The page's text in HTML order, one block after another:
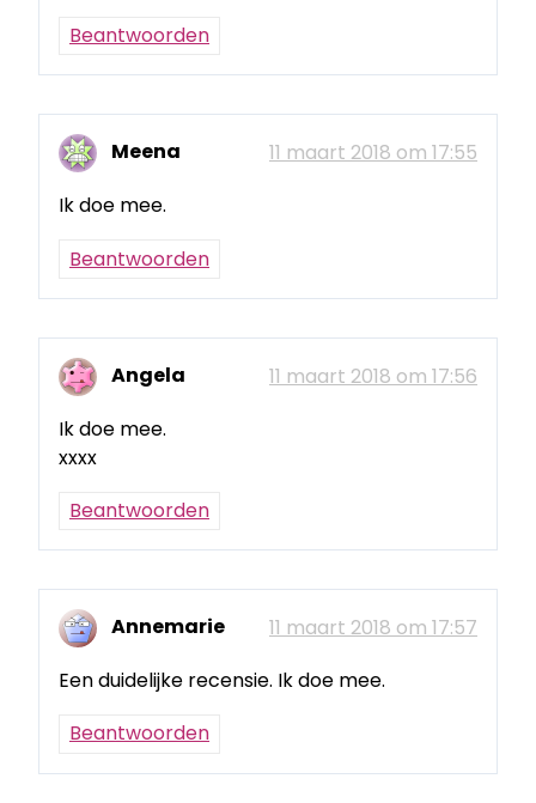
Beantwoorden
Meena
11 maart 2018 om 17:55
Ik doe mee.
Beantwoorden
Angela
11 maart 2018 om 17:56
Ik doe mee.
xxxx
Beantwoorden
Annemarie
11 maart 2018 om 17:57
Een duidelijke recensie. Ik doe mee.
Beantwoorden